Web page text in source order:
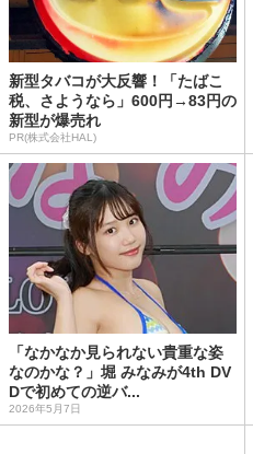
新型タバコが大反響！「たばこ
税、さようなら」600円→83円の
新型が爆売れ
PR(株式会社HAL)
「なかなか見られない貴重な姿
なのかな？」堀 みなみが4th DV
Dで初めての逆バ...
2026年5月7日